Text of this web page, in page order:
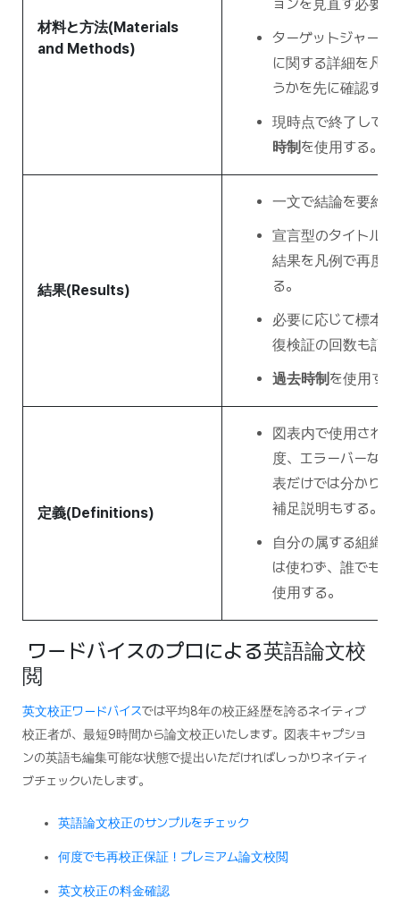
材料と方法(Materials
and Methods)
ョンを見直す必要
ターゲットジャー
に関する詳細を凡
うかを先に確認する
現時点で終了して
時制 を使用する。
結果(Results)
一文で結論を要約
宣言型のタイトル
結果を凡例で再度
る。
必要に応じて標本
復検証の回数も記
過去時制 を使用す
定義(Definitions)
図表内で使用され
度、エラーバーな
表だけでは分かり
補足説明もする。
自分の属する組織
は使わず、誰でも
使用する。
ワードバイスのプロによる英語論文校
閲
英文校正ワードバイスでは平均8年の校正経歴を誇るネイティブ
校正者が、最短9時間から論文校正いたします。図表キャプショ
ンの英語も編集可能な状態で提出いただければしっかりネイティ
ブチェックいたします。
英語論文校正のサンプルをチェック
何度でも再校正保証！プレミアム論文校閲
英文校正の料金確認